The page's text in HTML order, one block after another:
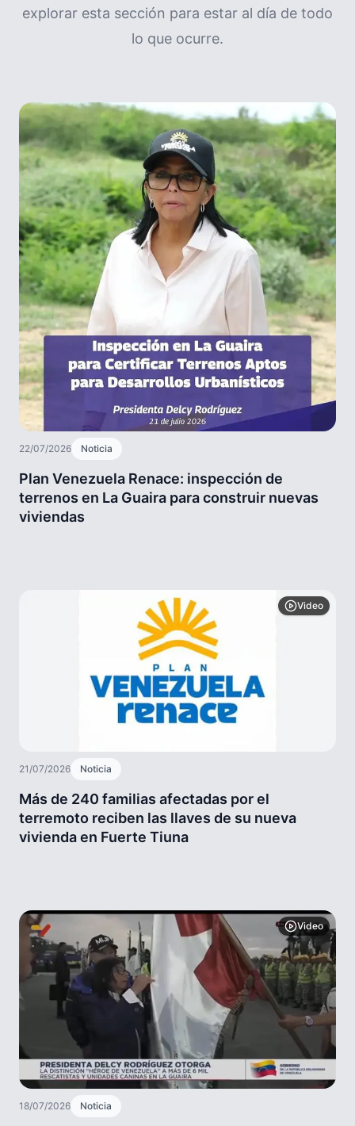
explorar esta sección para estar al día de todo
lo que ocurre.
22/07/2026 Noticia
Plan Venezuela Renace: inspección de
terrenos en La Guaira para construir nuevas
viviendas
Video
21/07/2026 Noticia
Más de 240 familias afectadas por el
terremoto reciben las llaves de su nueva
vivienda en Fuerte Tiuna
Video
18/07/2026 Noticia